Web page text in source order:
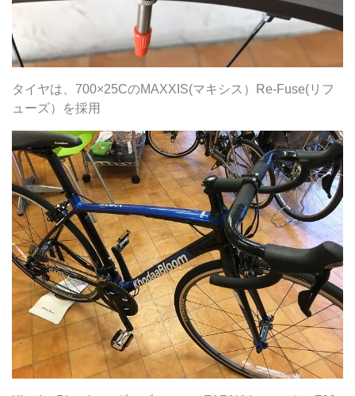
タイヤは、700×25CのMAXXIS(マキシス）Re-Fuse(リフ
ューズ）を採用